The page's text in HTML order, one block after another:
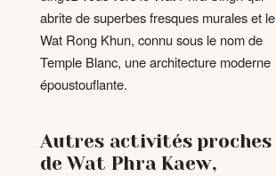
abrite de superbes fresques murales et le
Wat Rong Khun, connu sous le nom de
Temple Blanc, une architecture moderne
époustouflante.
Autres activités proches
de Wat Phra Kaew,